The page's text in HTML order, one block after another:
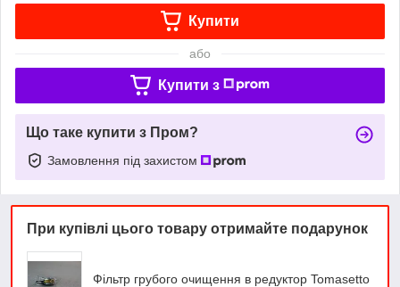
Купити
або
Купити з
Що таке купити з Пром?
Замовлення під захистом
При купівлі цього товару отримайте подарунок
Фільтр грубого очищення в редуктор Tomasetto